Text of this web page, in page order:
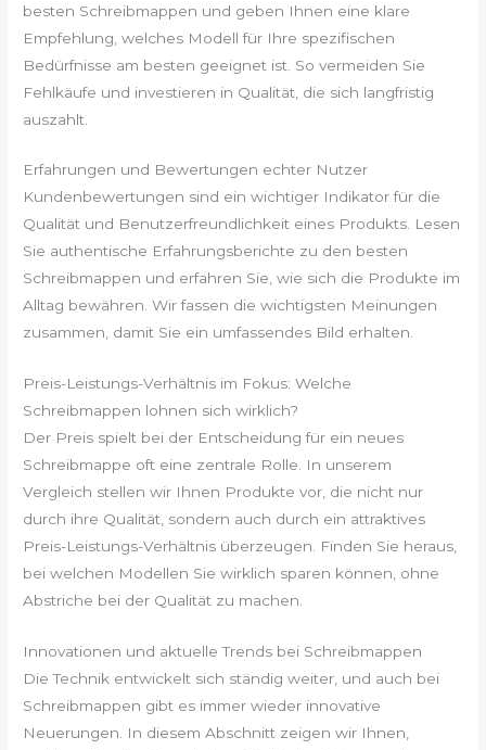
besten Schreibmappen und geben Ihnen eine klare
Empfehlung, welches Modell für Ihre spezifischen
Bedürfnisse am besten geeignet ist. So vermeiden Sie
Fehlkäufe und investieren in Qualität, die sich langfristig
auszahlt.
Erfahrungen und Bewertungen echter Nutzer
Kundenbewertungen sind ein wichtiger Indikator für die
Qualität und Benutzerfreundlichkeit eines Produkts. Lesen
Sie authentische Erfahrungsberichte zu den besten
Schreibmappen und erfahren Sie, wie sich die Produkte im
Alltag bewähren. Wir fassen die wichtigsten Meinungen
zusammen, damit Sie ein umfassendes Bild erhalten.
Preis-Leistungs-Verhältnis im Fokus: Welche
Schreibmappen lohnen sich wirklich?
Der Preis spielt bei der Entscheidung für ein neues
Schreibmappe oft eine zentrale Rolle. In unserem
Vergleich stellen wir Ihnen Produkte vor, die nicht nur
durch ihre Qualität, sondern auch durch ein attraktives
Preis-Leistungs-Verhältnis überzeugen. Finden Sie heraus,
bei welchen Modellen Sie wirklich sparen können, ohne
Abstriche bei der Qualität zu machen.
Innovationen und aktuelle Trends bei Schreibmappen
Die Technik entwickelt sich ständig weiter, und auch bei
Schreibmappen gibt es immer wieder innovative
Neuerungen. In diesem Abschnitt zeigen wir Ihnen,